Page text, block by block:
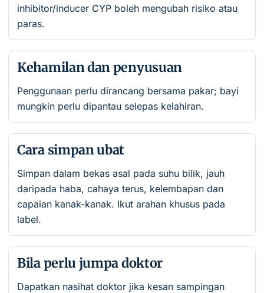
inhibitor/inducer CYP boleh mengubah risiko atau
paras.
Kehamilan dan penyusuan
Penggunaan perlu dirancang bersama pakar; bayi
mungkin perlu dipantau selepas kelahiran.
Cara simpan ubat
Simpan dalam bekas asal pada suhu bilik, jauh
daripada haba, cahaya terus, kelembapan dan
capaian kanak-kanak. Ikut arahan khusus pada
label.
Bila perlu jumpa doktor
Dapatkan nasihat doktor jika kesan sampingan